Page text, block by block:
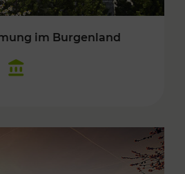
im Burgenland